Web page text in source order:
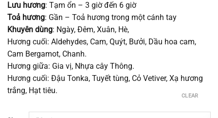
Lưu hương: Tạm ổn – 3 giờ đến 6 giờ
Toả hương: Gần – Toả hương trong một cánh tay
Khuyên dùng: Ngày, Đêm, Xuân, Hè,
Hương cuối: Aldehydes, Cam, Quýt, Bưởi, Dầu hoa cam,
Cam Bergamot, Chanh.
Hương giữa: Gia vị, Nhựa cây Thông.
Hương cuối: Đậu Tonka, Tuyết tùng, Cỏ Vetiver, Xạ hương
trắng, Hạt tiêu.
CLEAR